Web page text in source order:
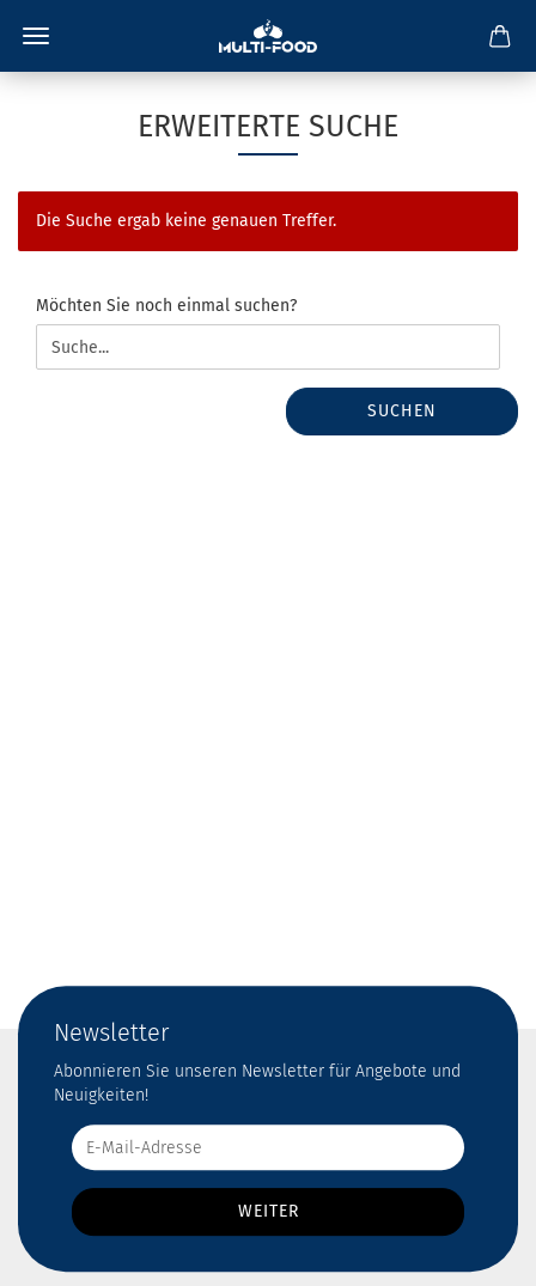
ERWEITERTE SUCHE
Die Suche ergab keine genauen Treffer.
MÖCHTEN
SIE
NOCH
EINMAL
Möchten Sie noch einmal suchen?
SUCHEN
Newsletter
Abonnieren Sie unseren Newsletter für Angebote und
Neuigkeiten!